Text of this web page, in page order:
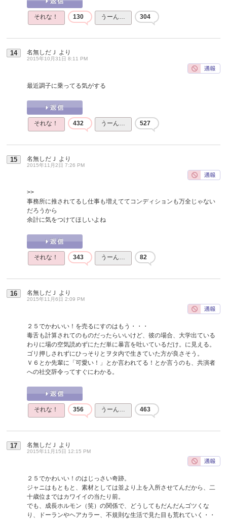
それな！ 130 うーん… 304
14 名無しだＪ より
2015年10月31日 8:11 PM
最近調子に乗ってる気がする
それな！ 432 うーん… 527
15 名無しだＪ より
2015年11月2日 7:26 PM
>>
事務所に推されてるし仕事も増えててコンディションも万全じゃない
だろうから
余計に気をつけてほしいよね
それな！ 343 うーん… 82
16 名無しだＪ より
2015年11月6日 2:09 PM
２５でかわいい！を売るにすのはもう・・・
毒舌も計算されてのものだったらいいけど、彼の場合、大学出ている
わりに場の空気読めずにただ単に暴言を吐いているだけ。に見える。
ゴリ押しされずにひっそりとヲタ内で生きていた方が良さそう。
Ｖ６とか先輩に「可愛い！」とか言われてる！とか言うのも、共演者
への社交辞令ってすぐにわかる。
それな！ 356 うーん… 463
17 名無しだＪ より
2015年11月15日 12:15 PM
２５でかわいい！のはじっさい奇跡。
ジャニはもともと、素材としては並より上を入所させてんだから、二
十歳位まではカワイイの当たり前。
でも、成長ホルモン（笑）の関係で、どうしてもだんだんゴツくな
り、ドーランやヘアカラー、不規則な生活で見た目も荒れていく・・